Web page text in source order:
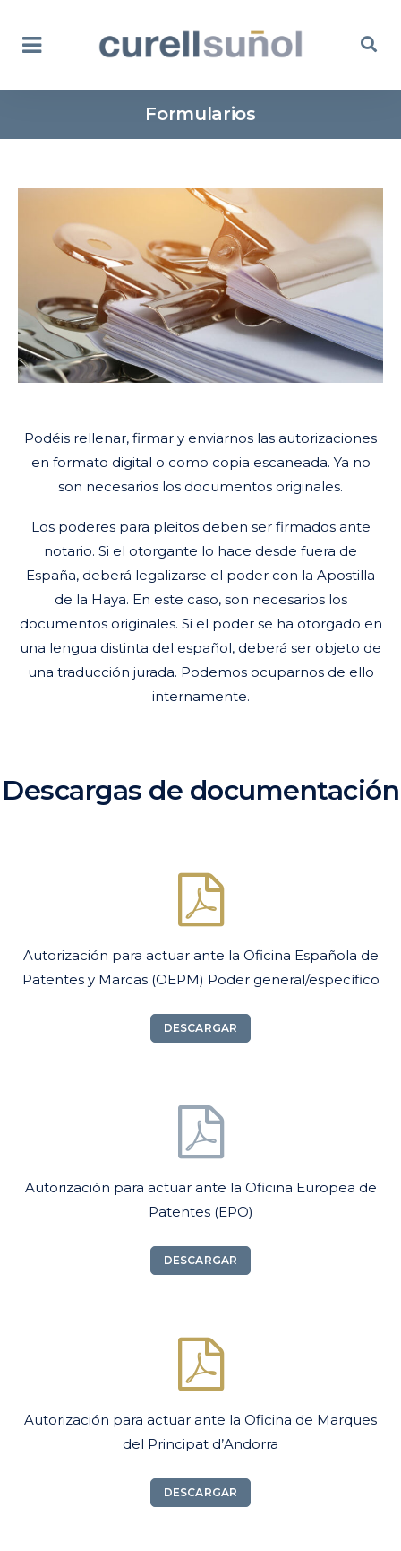
Formularios
Podéis rellenar, firmar y enviarnos las autorizaciones
en formato digital o como copia escaneada. Ya no
son necesarios los documentos originales.
Los poderes para pleitos deben ser firmados ante
notario. Si el otorgante lo hace desde fuera de
España, deberá legalizarse el poder con la Apostilla
de la Haya. En este caso, son necesarios los
documentos originales. Si el poder se ha otorgado en
una lengua distinta del español, deberá ser objeto de
una traducción jurada. Podemos ocuparnos de ello
internamente.
Descargas de documentación
Autorización para actuar ante la Oficina Española de
Patentes y Marcas (OEPM) Poder general/específico
DESCARGAR
Autorización para actuar ante la Oficina Europea de
Patentes (EPO)
DESCARGAR
Autorización para actuar ante la Oficina de Marques
del Principat d’Andorra
DESCARGAR